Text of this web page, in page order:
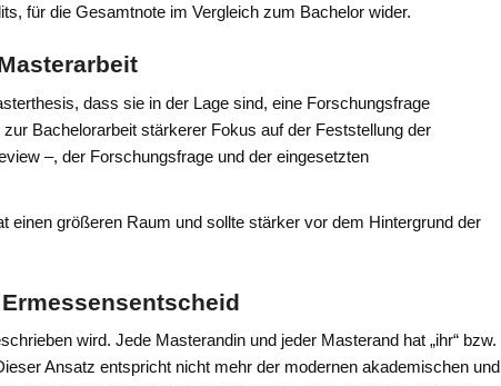
für die Gesamtnote im Vergleich zum Bachelor wider.
dass sie in der Lage sind, eine Forschungsfrage
Bachelorarbeit stärkerer Fokus auf der Feststellung der
–, der Forschungsfrage und der eingesetzten
einen größeren Raum und sollte stärker vor dem Hintergrund der
wird. Jede Masterandin und jeder Masterand hat „ihr“ bzw.
Ansatz entspricht nicht mehr der modernen akademischen und